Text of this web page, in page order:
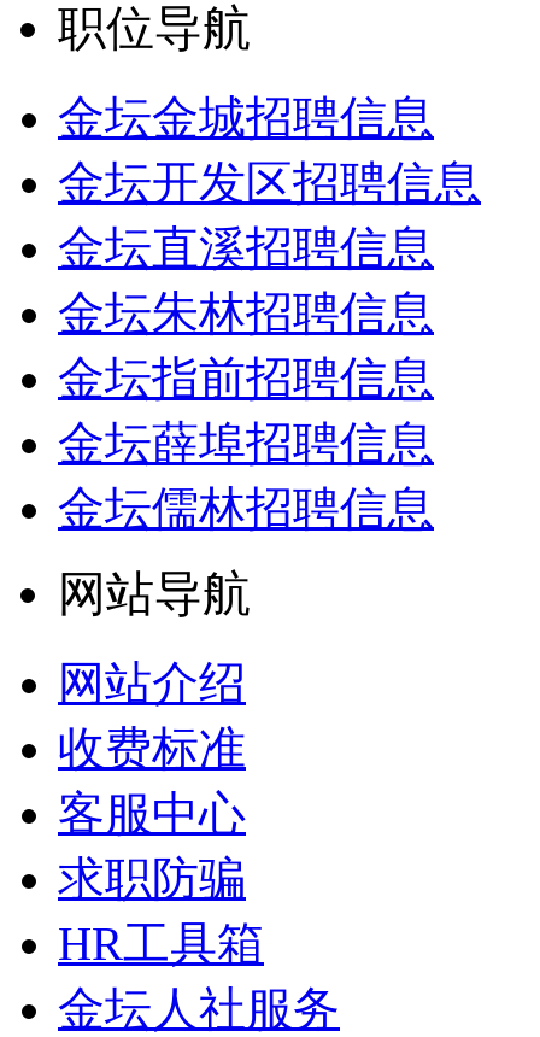
职位导航
金坛金城招聘信息
金坛开发区招聘信息
金坛直溪招聘信息
金坛朱林招聘信息
金坛指前招聘信息
金坛薛埠招聘信息
金坛儒林招聘信息
网站导航
网站介绍
收费标准
客服中心
求职防骗
HR工具箱
金坛人社服务